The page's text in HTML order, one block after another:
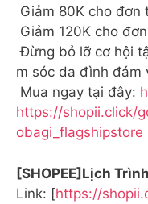
Giảm 80K cho
Giảm 120K cho
Đừng bỏ lỡ cơ hội
m sóc da đình đám
Mua ngay tại đây:
https://shopii.click/
obagi_flagshipstore
[SHOPEE]️Lịch
Link: [https://